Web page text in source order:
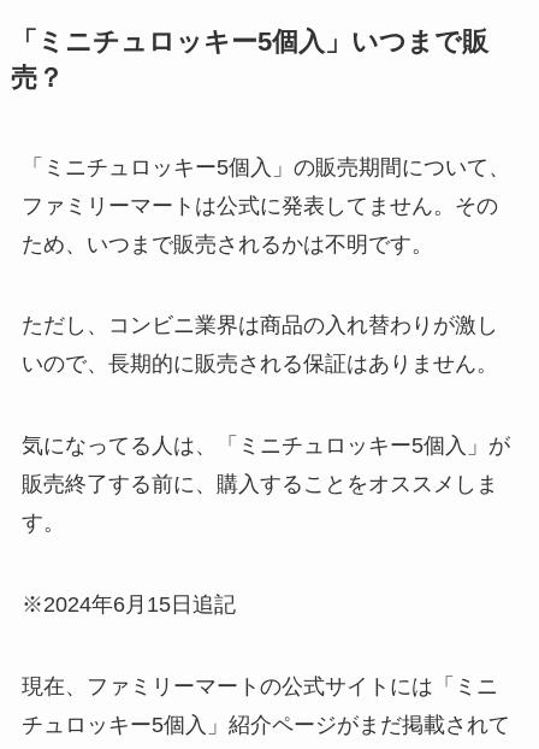
「ミニチュロッキー5個入」いつまで販
売？
「ミニチュロッキー5個入」の販売期間について、
ファミリーマートは公式に発表してません。その
ため、いつまで販売されるかは不明です。
ただし、コンビニ業界は商品の入れ替わりが激し
いので、長期的に販売される保証はありません。
気になってる人は、「ミニチュロッキー5個入」が
販売終了する前に、購入することをオススメしま
す。
※2024年6月15日追記
現在、ファミリーマートの公式サイトには「ミニ
チュロッキー5個入」紹介ページがまだ掲載されて